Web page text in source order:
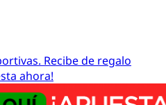
Recibe de regalo
ahora!